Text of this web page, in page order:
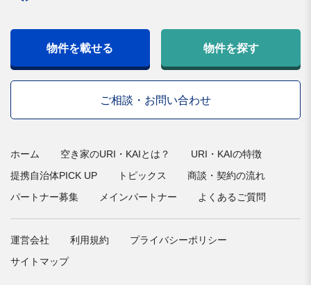
物件を載せる 物件を探す
ご相談・お問い合わせ
ホーム 空き家のURI・KAIとは？
URI・KAIの特徴
提携自治体PICK UP
トピックス
商談・契約の流れ
パートナー募集
メインパートナー よくあるご質問
運営会社 利用規約
プライバシーポリシー
サイトマップ